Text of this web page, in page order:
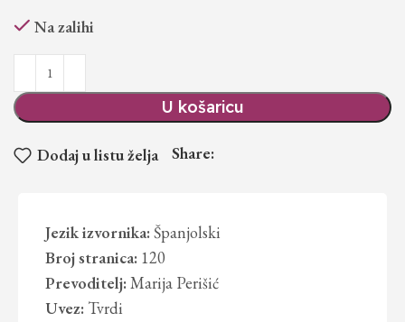
Na zalihi
U košaricu
Dodaj u listu želja Share:
Jezik izvornika: Španjolski
Broj stranica: 120
Prevoditelj: Marija Perišić
Uvez: Tvrdi